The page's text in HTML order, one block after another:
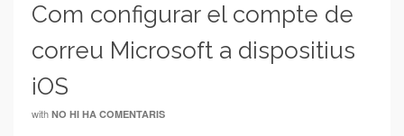
Com configurar el compte de
correu Microsoft a dispositius
iOS
with NO HI HA COMENTARIS